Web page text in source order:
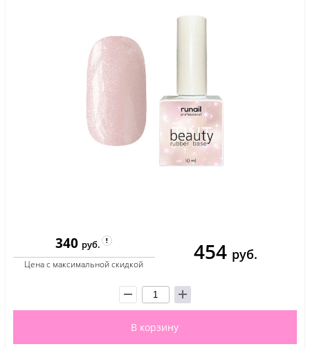
340 руб.
Цена с максимальной скидкой 454 руб.
В корзину